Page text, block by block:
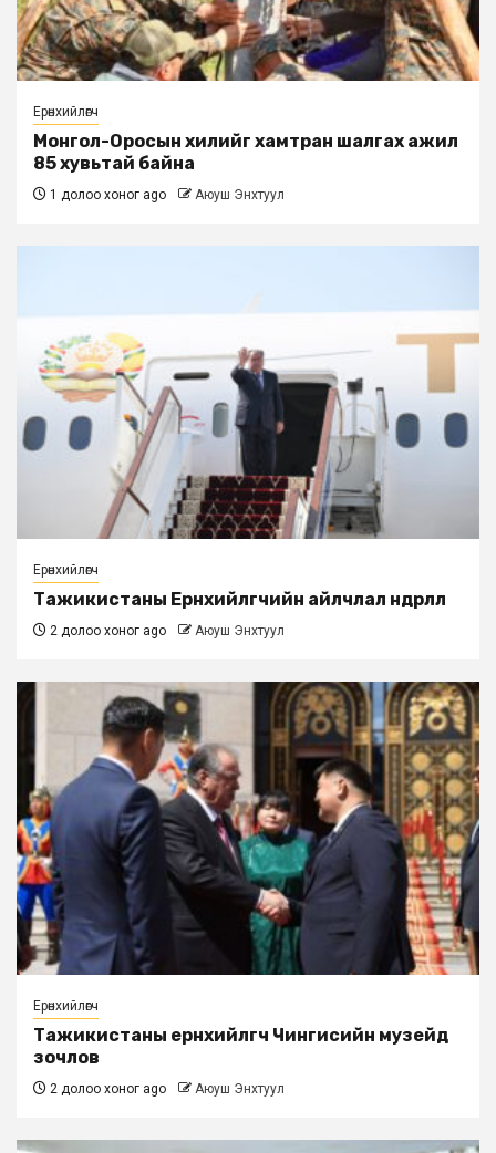
Ерөнхийлөгч
Монгол-Оросын хилийг хамтран шалгах ажил
85 хувьтай байна
1 долоо хоног ago Аюуш Энхтуул
Ерөнхийлөгч
Тажикистаны Ерөнхийлөгчийн айлчлал өндөрлөлөө
2 долоо хоног ago Аюуш Энхтуул
Ерөнхийлөгч
Тажикистаны ерөнхийлөгч Чингисийн музейд
зочлов
2 долоо хоног ago Аюуш Энхтуул